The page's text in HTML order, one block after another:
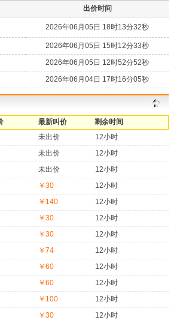
出价时间
2026年06月05日 18时13分32秒
2026年06月05日 15时12分33秒
2026年06月05日 12时52分52秒
2026年06月04日 17时16分05秒
最新叫价
剩余时间
未出价
12小时
未出价
12小时
未出价
12小时
￥30
12小时
￥140
12小时
￥30
12小时
￥30
12小时
￥74
12小时
￥60
12小时
￥60
12小时
￥100
12小时
￥30
12小时